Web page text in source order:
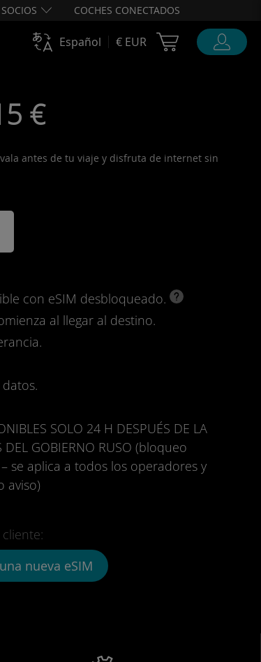
SOCIOS COCHES CONECTADOS
Español € EUR Cart Ubigi
€
antes de tu viaje y disfruta de internet sin
con eSIM desbloqueado.
al llegar al destino.
SOLO 24 H DESPUÉS DE LA
DEL GOBIERNO RUSO (bloqueo
se aplica a todos los operadores y
aviso)
nueva eSIM